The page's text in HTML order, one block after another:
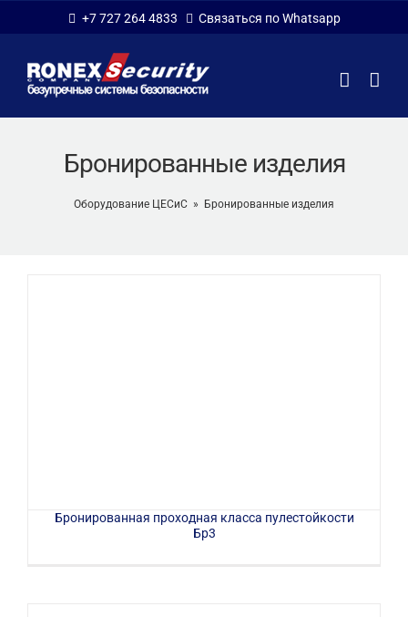
content
+7 727 264 4833 Связаться по Whatsapp
Бронированные изделия
Оборудование ЦЕСиС » Бронированные изделия
Бронированная проходная класса пулестойкости
Бр3